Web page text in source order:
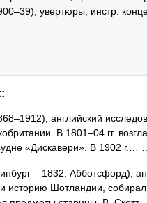
увертюры, инстр.
английский
В 1801–04 гг.
«Дискавери». В 1902
– 1832, Абботсфорд),
историю Шотландии,